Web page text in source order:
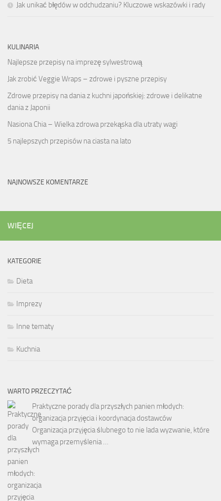
Jak unikać błędów w odchudzaniu? Kluczowe wskazówki i rady
KULINARIA
Najlepsze przepisy na imprezę sylwestrową
Jak zrobić Veggie Wraps – zdrowe i pyszne przepisy
Zdrowe przepisy na dania z kuchni japońskiej: zdrowe i delikatne
dania z Japonii
Nasiona Chia – Wielka zdrowa przekąska dla utraty wagi
5 najlepszych przepisów na ciasta na lato
NAJNOWSZE KOMENTARZE
WIĘCEJ
KATEGORIE
Dieta
Imprezy
Inne tematy
Kuchnia
WARTO PRZECZYTAĆ
Praktyczne porady dla przyszłych panien młodych:
organizacja przyjęcia i koordynacja dostawców
Organizacja przyjęcia ślubnego to nie lada wyzwanie, które
wymaga przemyślenia …